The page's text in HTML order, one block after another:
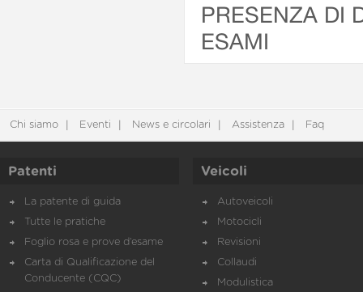
PRESENZA DI
ESAMI
Chi siamo Eventi News e circolari Assistenza Faq
Patenti
La patente di guida
Tutte le pratiche
Foglio rosa e prove d’esame
Carta di Qualificazione del
Conducente (CQC)
Veicoli
Autoveicoli
Motocicli
Revisioni
Collaudi
Modulistica